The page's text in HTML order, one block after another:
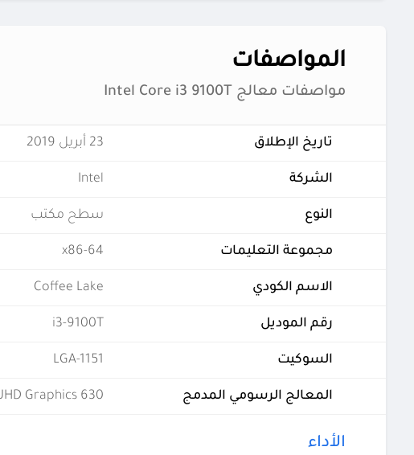
المواصفات
مواصفات معالج Intel Core i3 9100T
تاريخ الإطلاق 23 أبريل 2019
الشركة Intel
النوع سطح مكتب
مجموعة التعليمات x86-64
الاسم الكودي Coffee Lake
رقم الموديل i3-9100T
السوكيت LGA-1151
المعالج الرسومي المدمج Graphics 630
الأداء